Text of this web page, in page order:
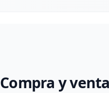
Compra y